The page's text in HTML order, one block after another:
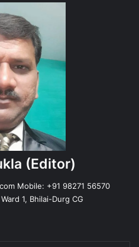
(Editor)
Mobile: +91 98271 56570
1, Bhilai-Durg CG